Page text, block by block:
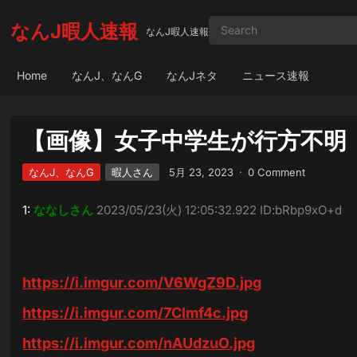
なんJ暇人速報 なんJ暇人速報
Home なんJ、なんG なんJネタ ニュース速報
【画像】女子中学生が行方不明
なんJ、なんG 暇人さん 5月 23, 2023 · 0 Comment
1: ななしさん 2023/05/23(火) 12:05:32.922 ID:bRbp9xO+d
https://i.imgur.com/V6WgZ9D.jpg
https://i.imgur.com/7Clmf4c.jpg
https://i.imgur.com/nAUdzuO.jpg